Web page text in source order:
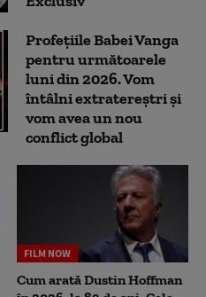
Profețiile Babei Vanga
pentru următoarele
luni din 2026. Vom
întâlni extratereștri și
vom avea un nou
conflict global
FILM NOW
Cum arată Dustin Hoffman